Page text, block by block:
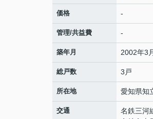
価格 -
管理/共益費 -
築年月 2002年3
総戸数 3戸
所在地 愛知県知
交通 名鉄三河